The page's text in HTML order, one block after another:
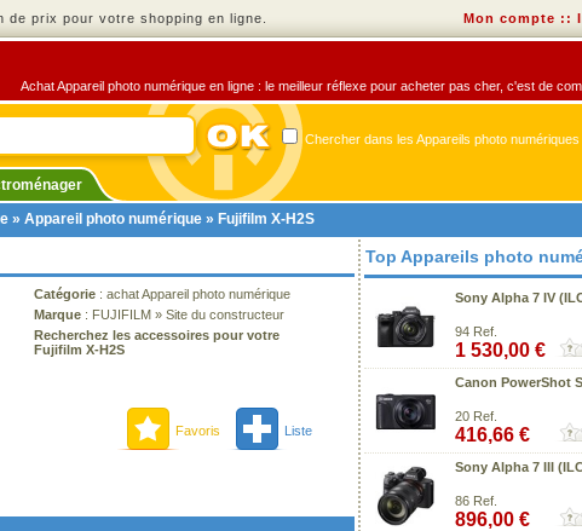
prix pour votre shopping en ligne. Mon compte ::
Achat Appareil photo numérique en ligne : le meilleur réflexe pour acheter pas cher, c'est de
Chercher dans les Appareils photo numériques
» Appareil photo numérique » Fujifilm X-H2S
Catégorie : achat Appareil photo numérique
Marque : FUJIFILM » Site du constructeur
Recherchez les accessoires pour votre
Fujifilm X-H2S
Favoris Liste
Top Appareils photo
Sony Alpha 7 IV
94 Ref.
1 530,00 €
Canon PowerShot
20 Ref.
416,66 €
Sony Alpha 7 III
86 Ref.
896,00 €